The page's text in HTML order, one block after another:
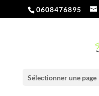
0608476895
Sélectionner une page